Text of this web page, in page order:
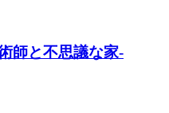
師と不思議な家-